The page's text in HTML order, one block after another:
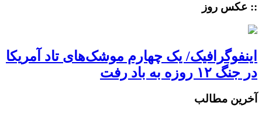
:: عکس روز
اینفوگرافیک/ یک چهارم موشک‌های تاد آمریکا
در جنگ ۱۲ روزه به باد رفت
آخرین مطالب